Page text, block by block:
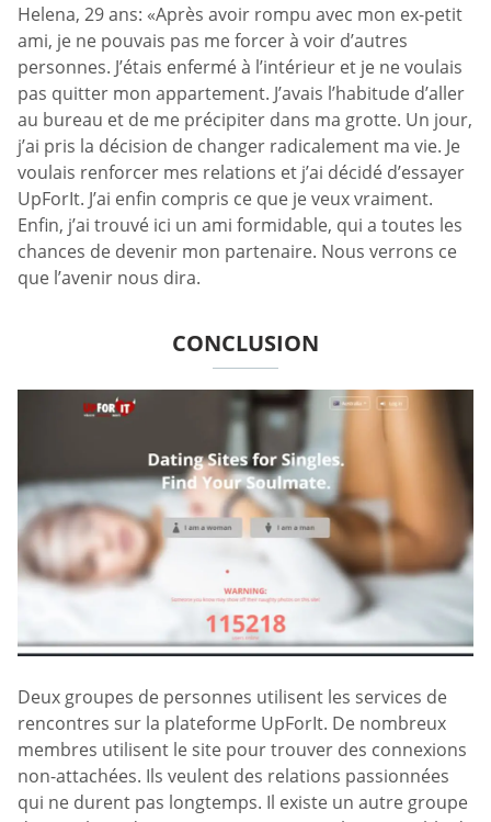
Helena, 29 ans: «Après avoir rompu avec mon ex-petit
ami, je ne pouvais pas me forcer à voir d’autres
personnes. J’étais enfermé à l’intérieur et je ne voulais
pas quitter mon appartement. J’avais l’habitude d’aller
au bureau et de me précipiter dans ma grotte. Un jour,
j’ai pris la décision de changer radicalement ma vie. Je
voulais renforcer mes relations et j’ai décidé d’essayer
UpForIt. J’ai enfin compris ce que je veux vraiment.
Enfin, j’ai trouvé ici un ami formidable, qui a toutes les
chances de devenir mon partenaire. Nous verrons ce
que l’avenir nous dira.
CONCLUSION
Deux groupes de personnes utilisent les services de
rencontres sur la plateforme UpForIt. De nombreux
membres utilisent le site pour trouver des connexions
non-attachées. Ils veulent des relations passionnées
qui ne durent pas longtemps. Il existe un autre groupe